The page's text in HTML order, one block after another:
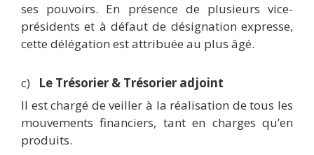
ses pouvoirs. En présence de plusieurs vice-
présidents et à défaut de désignation expresse,
cette délégation est attribuée au plus âgé.
c)
Le Trésorier & Trésorier adjoint
Il est chargé de veiller à la réalisation de tous les
mouvements financiers, tant en charges qu’en
produits.